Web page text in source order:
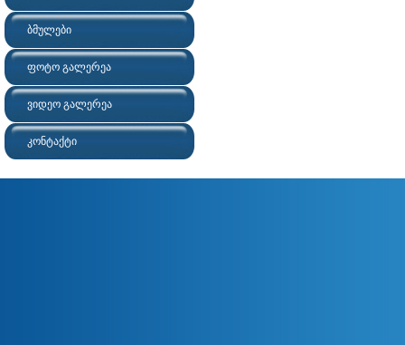
ბმულები
ფოტო გალერეა
ვიდეო გალერეა
კონტაქტი